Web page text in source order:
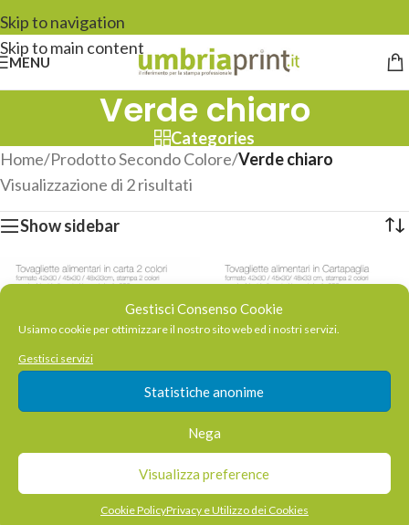
Gestisci Consenso Cookie
Usiamo cookie per ottimizzare il nostro sito web ed i nostri servizi.
Gestisci servizi
Statistiche anonime
Nega
Visualizza preference
Cookie PolicyPrivacy e Utilizzo dei Cookies
Skip to navigation
Skip to main content
MENU
Verde chiaro
Categories
Home/Prodotto Secondo Colore/Verde chiaro
Visualizzazione di 2 risultati
Show sidebar
-50%
HOT